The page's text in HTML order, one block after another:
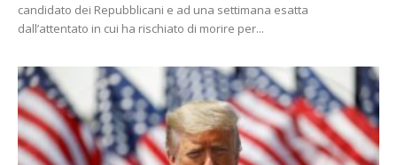
candidato dei Repubblicani e ad una settimana esatta
dall’attentato in cui ha rischiato di morire per...